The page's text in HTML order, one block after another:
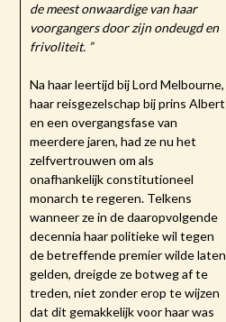
de meest onwaardige van haar
voorgangers door zijn ondeugd en
frivoliteit. ”
Na haar leertijd bij Lord Melbourne,
haar reisgezelschap bij prins Albert
en een overgangsfase van
meerdere jaren, had ze nu het
zelfvertrouwen om als
onafhankelijk constitutioneel
monarch te regeren. Telkens
wanneer ze in de daaropvolgende
decennia haar politieke wil tegen
de betreffende premier wilde laten
gelden, dreigde ze botweg af te
treden, niet zonder erop te wijzen
dat dit gemakkelijk voor haar was